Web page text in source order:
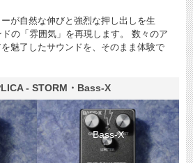
が自然な伸びと強烈な押し出しを生
の「雰囲気」を再現します。 数々のア
魅了したサウンドを、そのまま体験で
- STORM・Bass-X
Bass-X